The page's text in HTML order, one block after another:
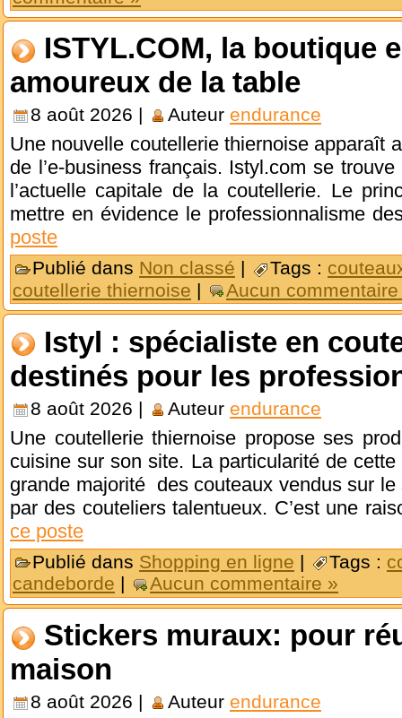
ISTYL.COM, la boutique
amoureux de la table
8 août 2026 | Auteur endurance
Une nouvelle coutellerie thiernoise apparaît
de l’e-business français. Istyl.com se
l’actuelle capitale de la coutellerie. Le
mettre en évidence le professionnalisme
poste
Publié dans Non classé | Tags :
coutellerie thiernoise | Aucun
Istyl : spécialiste en
destinés pour les
8 août 2026 | Auteur endurance
Une coutellerie thiernoise propose ses
cuisine sur son site. La particularité de
grande majorité des couteaux vendus sur
par des couteliers talentueux. C’est une
ce poste
Publié dans Shopping en ligne | Tags :
candeborde | Aucun commentaire »
Stickers muraux: pour
maison
8 août 2026 | Auteur endurance